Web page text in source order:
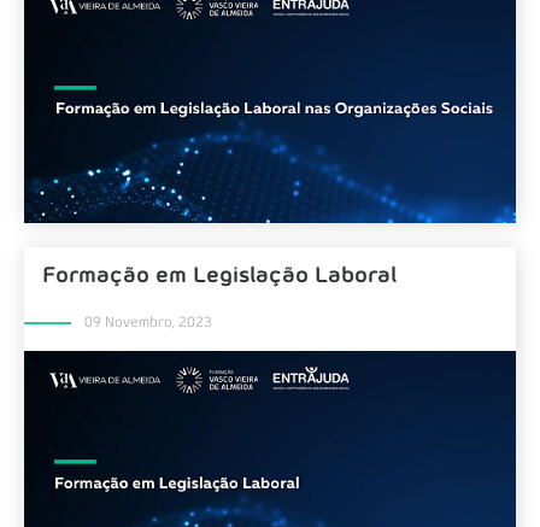
Formação em Legislação Laboral
09 Novembro, 2023